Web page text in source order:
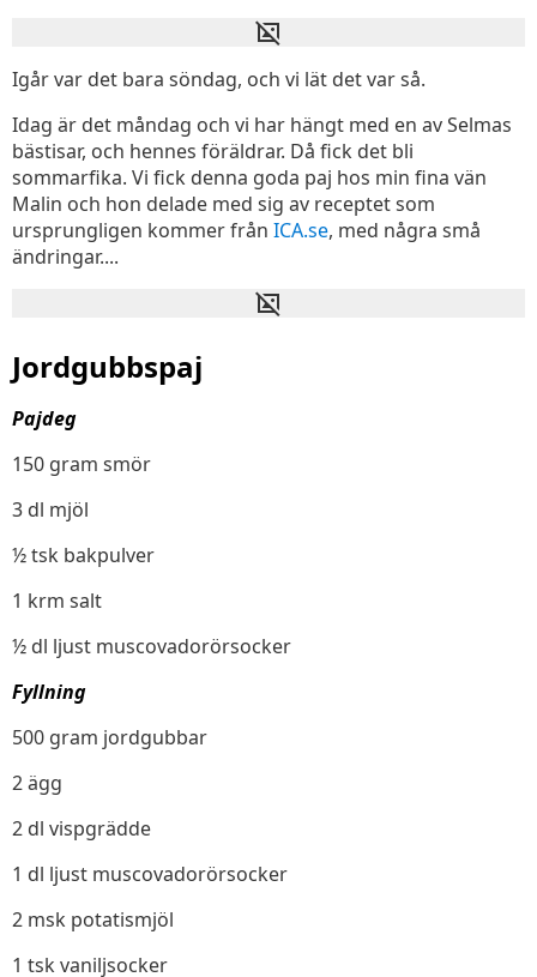
Igår var det bara söndag, och vi lät det var så.
Idag är det måndag och vi har hängt med en av Selmas
bästisar, och hennes föräldrar. Då fick det bli
sommarfika. Vi fick denna goda paj hos min fina vän
Malin och hon delade med sig av receptet som
ursprungligen kommer från ICA.se, med några små
ändringar....
Jordgubbspaj
Pajdeg
150 gram smör
3 dl mjöl
½ tsk bakpulver
1 krm salt
½ dl ljust muscovadorörsocker
Fyllning
500 gram jordgubbar
2 ägg
2 dl vispgrädde
1 dl ljust muscovadorörsocker
2 msk potatismjöl
1 tsk vaniljsocker